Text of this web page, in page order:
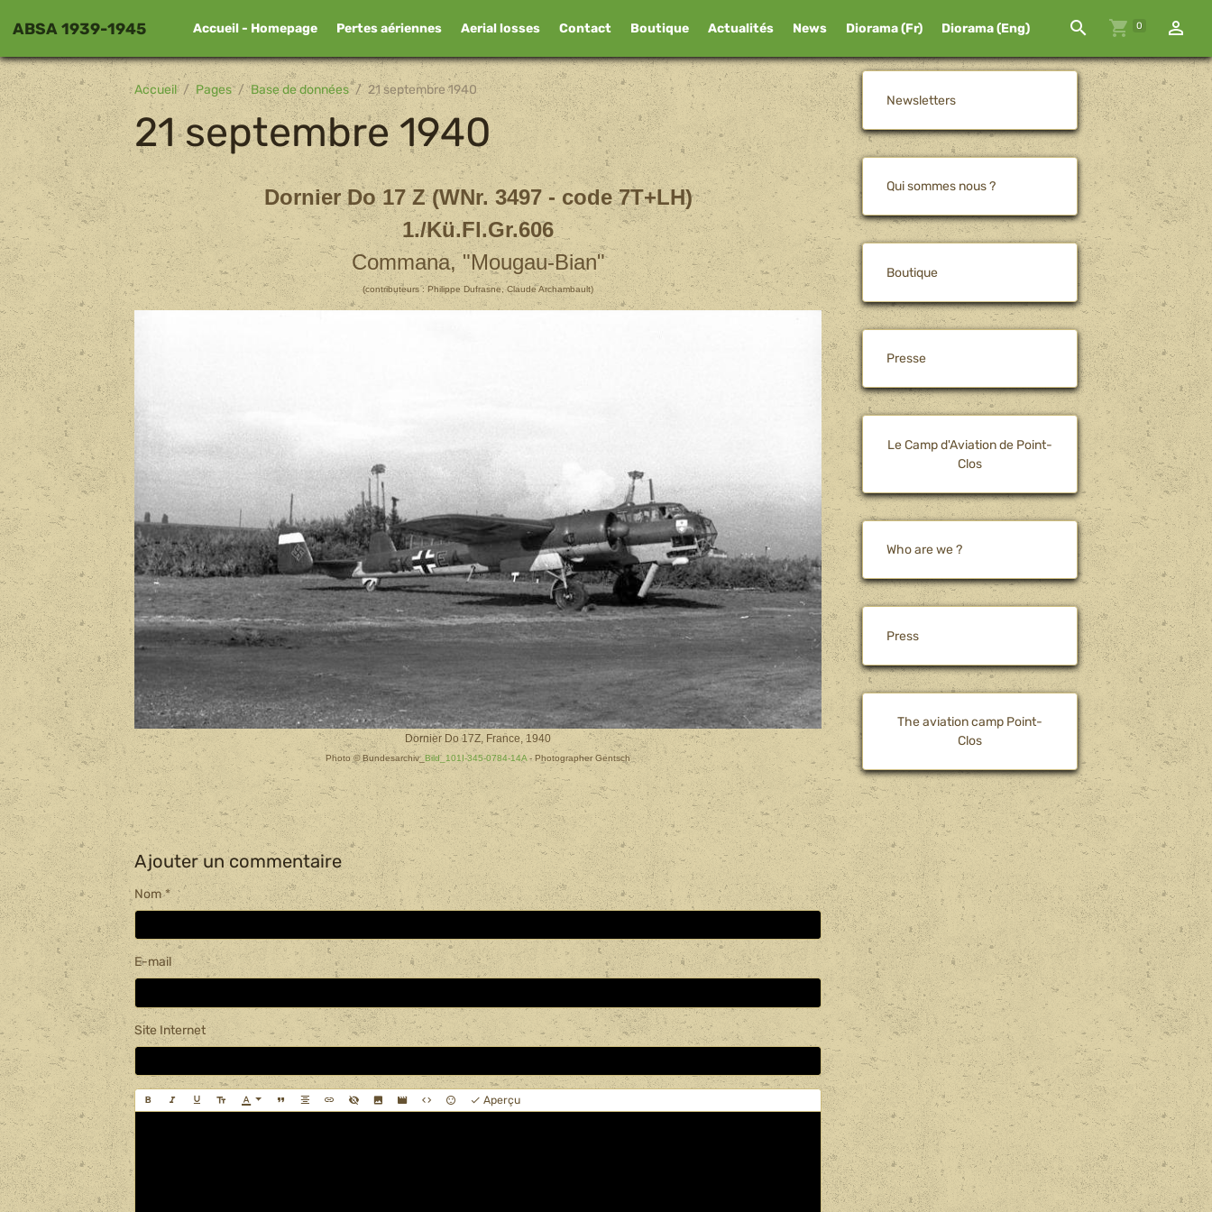
ABSA 1939-1945 Accueil - Homepage Pertes aériennes Aerial losses Contact Boutique Actualités News Diorama (Fr) Diorama (Eng) 0
Accueil Pages Base de données 21 septembre 1940
21 septembre 1940
Dornier Do 17 Z (WNr. 3497 - code 7T+LH)
1./Kü.Fl.Gr.606
Commana, "Mougau-Bian"
(contributeurs : Philippe Dufrasne, Claude Archambault)
Dornier Do 17Z, France, 1940
Photo © Bundesarchiv_ Bild_101I-345-0784-14A - Photographer Gentsch
Ajouter un commentaire
Nom
E-mail
Site Internet
Aperçu
Newsletters
Qui sommes nous ?
Boutique
Presse
Le Camp d'Aviation de Point-
Clos
Who are we ?
Press
The aviation camp Point-
Clos